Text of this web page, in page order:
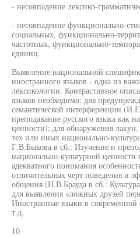
- несовпадение лексико-
- несовпадение функционально-
социальных, функционально-
частотных, функционально-
единиц.
Выявление национальной
иностранного языков - одна из
лексикологии. Контрастивное
языков необходимо: для
семантической интерференции
преподавание русского языка как
ценности); для обнаружения
тех или иных национально-
Г.В.Быкова в сб.: Изучение и
национально-культурной ценности
адекватного понимания
отличительных черт поведения и
общения (Н.В.Брауда в сб.:
для выявления «ложных друзей
Иностранные языки в современной
т.д.
10